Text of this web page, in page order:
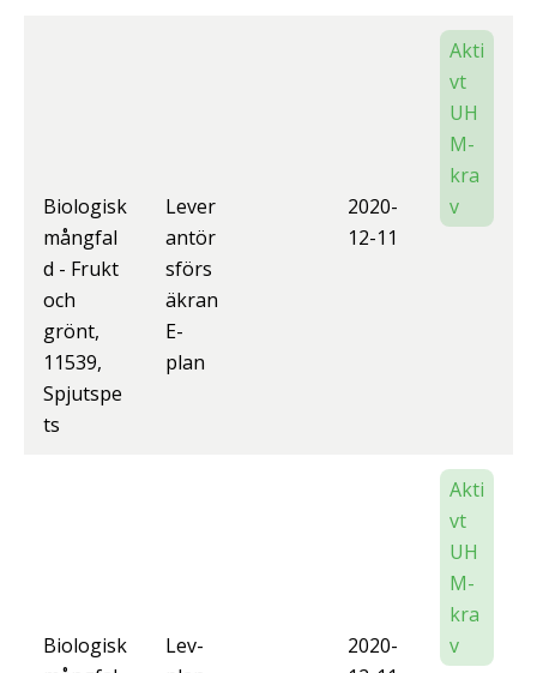
Biologisk
mångfal
d - Frukt
och
grönt,
11539,
Spjutspe
ts
Lever
antör
sförs
äkran
E-
plan
2020-
12-11
Akti
vt
UH
M-
kra
v
Biologisk
Lev-
2020-
Akti
vt
UH
M-
kra
v